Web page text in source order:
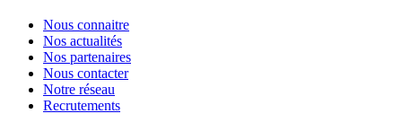
Nous connaitre
Nos actualités
Nos partenaires
Nous contacter
Notre réseau
Recrutements